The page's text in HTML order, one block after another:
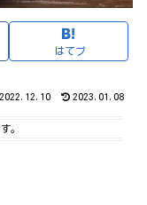
はてブ
2022.12.10 2023.01.08
。